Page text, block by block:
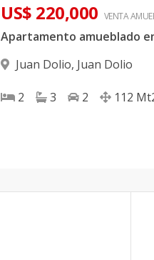
US$ 220,000 VENTA
Juan Dolio, Juan Dolio
2 3 2 112